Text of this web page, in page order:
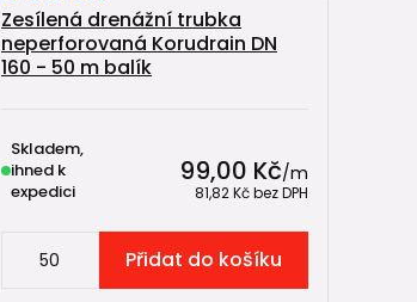
Zesílená drenážní trubka
neperforovaná Korudrain DN
160 - 50 m balík
99,00 Kč/m
81,82 Kčbez DPH
Skladem,
ihned k
expedici
Přidat do košíku